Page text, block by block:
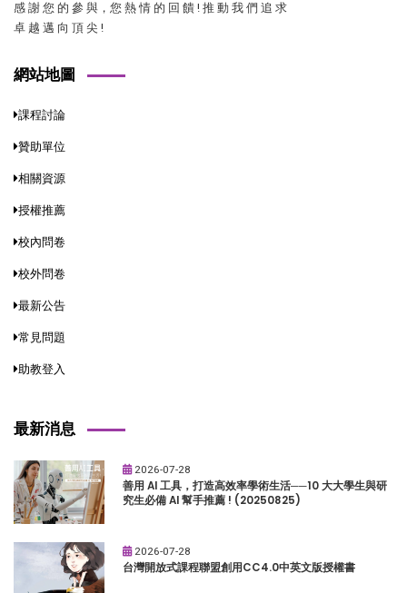
感 謝 您 的 參 與，您 熱 情 的 回 饋 ! 推 動 我 們 追 求
卓 越 邁 向 頂 尖 !
網站地圖
課程討論
贊助單位
相關資源
授權推薦
校內問卷
校外問卷
最新公告
常見問題
助教登入
最新消息
2026-07-28
善用 AI 工具，打造高效率學術生活──10 大大學生與研
究生必備 AI 幫手推薦 ! (20250825)
2026-07-28
台灣開放式課程聯盟創用CC4.0中英文版授權書